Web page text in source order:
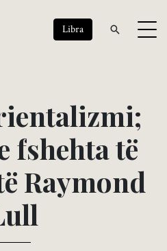
Libra
ientalizmi;
fshehtatë
ë Raymond
ull